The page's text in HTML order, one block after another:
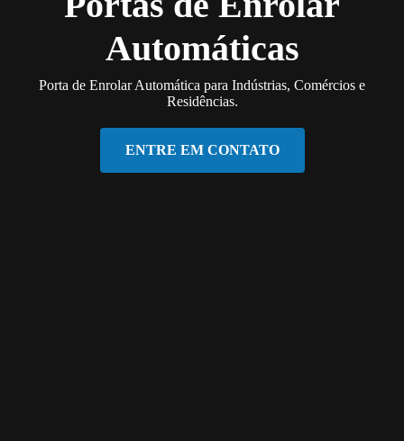
Automáticas
Porta de Enrolar Automática para Indústrias, Comércios e
Residências.
ENTRE EM CONTATO